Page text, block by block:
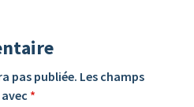
pas publiée. Les champs
*